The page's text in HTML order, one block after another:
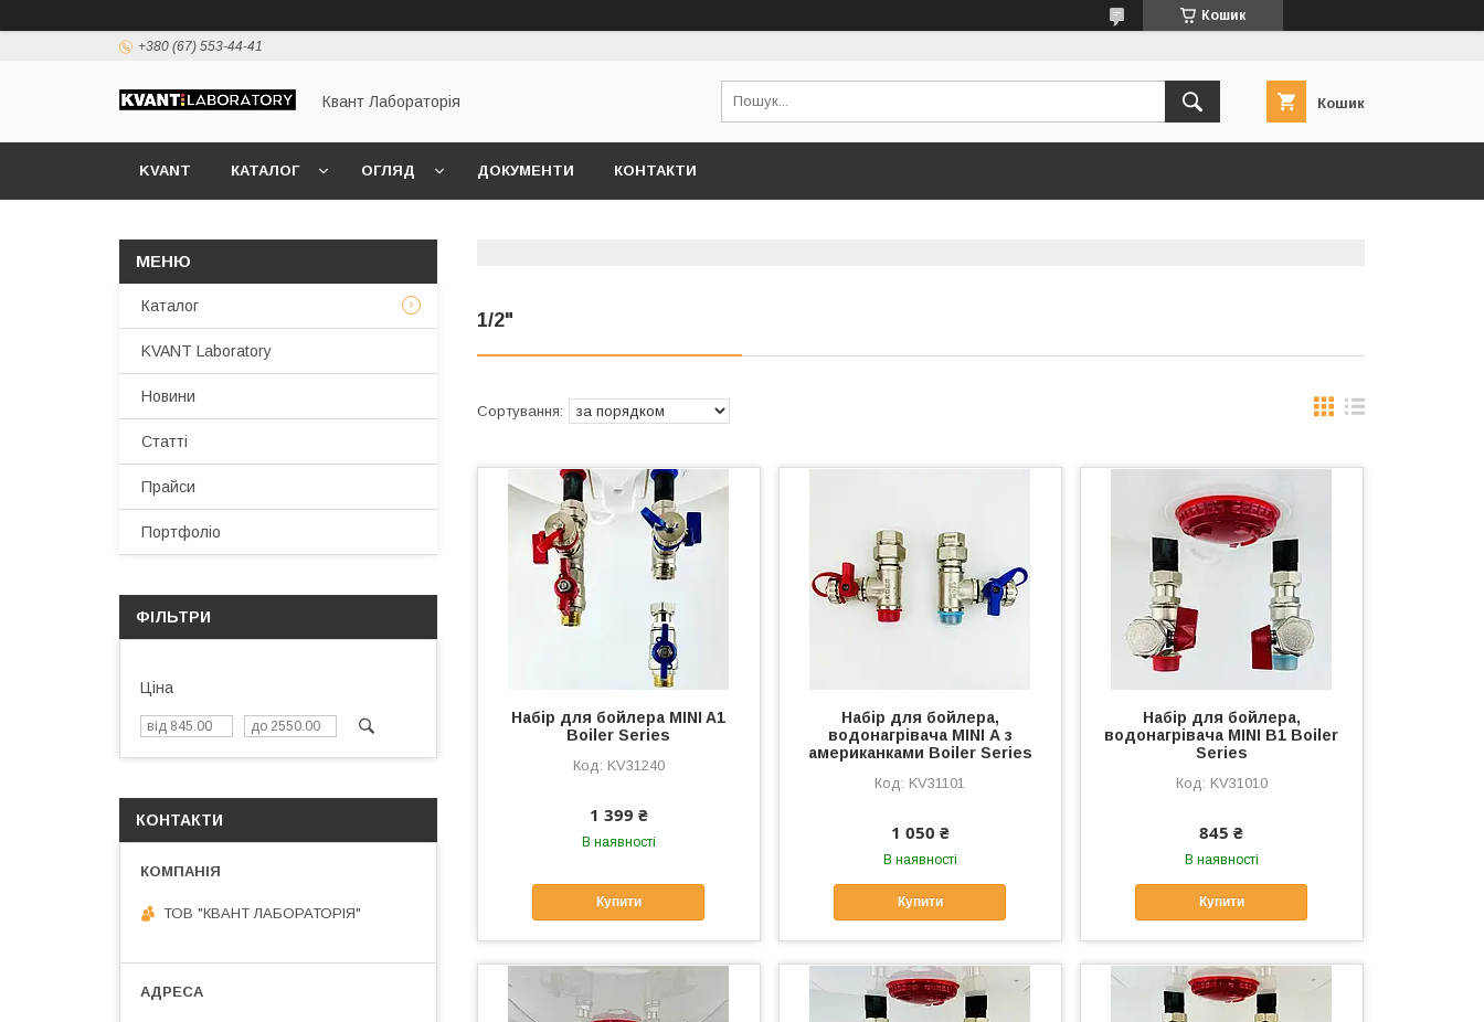
Кошик
+380 (67) 553-44-41
Квант Лабораторія Кошик
KVANT КАТАЛОГ ОГЛЯД ДОКУМЕНТИ КОНТАКТИ
1/2"
Набір для бойлера MINI A1
Boiler Series
KV31240
1 399 ₴
В наявності
Купити
Набір для бойлера,
водонагрівача MINI А з
американками Boiler Series
KV31101
1 050 ₴
В наявності
Купити
Набір для бойлера,
водонагрівача MINI B1 Boiler
Series
KV31010
845 ₴
В наявності
Купити
Каталог
KVANT Laboratory
Новини
Статті
Прайси
Портфоліо
ФІЛЬТРИ
Ціна
КОНТАКТИ
ТОВ "КВАНТ ЛАБОРАТОРІЯ"